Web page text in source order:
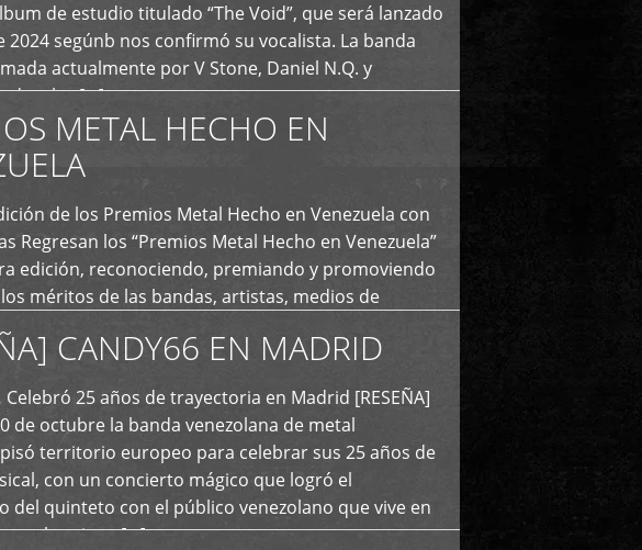
de estudio titulado “The Void”, que será lanzado
2024 segúnb nos confirmó su vocalista. La banda
actualmente por V Stone, Daniel N.Q. y
a las […]
METAL HECHO EN
de los Premios Metal Hecho en Venezuela con
Regresan los “Premios Metal Hecho en Venezuela”
edición, reconociendo, premiando y promoviendo
méritos de las bandas, artistas, medios de
tendencias del metal y […]
CANDY66 EN MADRID
Celebró 25 años de trayectoria en Madrid [RESEÑA]
de octubre la banda venezolana de metal
territorio europeo para celebrar sus 25 años de
con un concierto mágico que logró el
del quinteto con el público venezolano que vive en
que los sigue […]